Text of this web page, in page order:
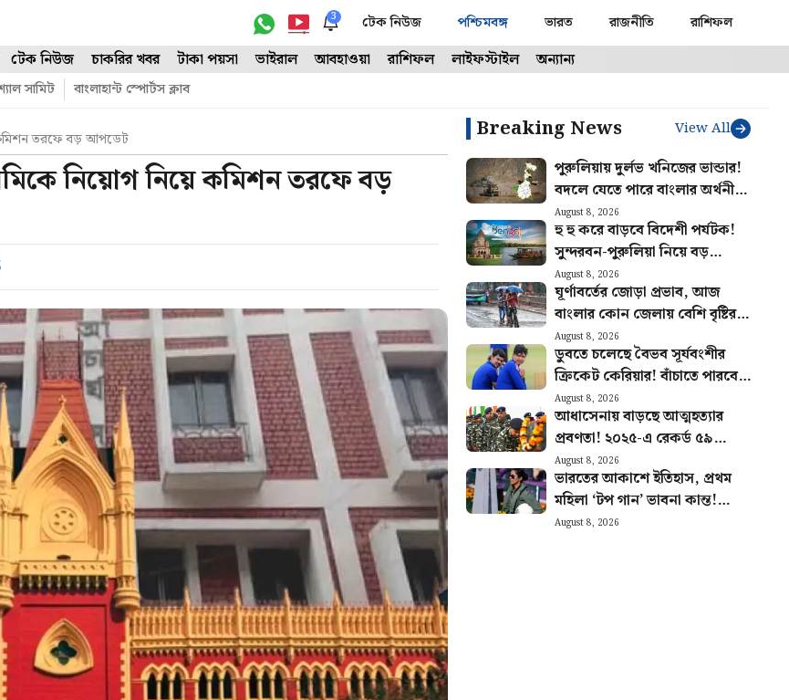
3 টেক নিউজ পশ্চিমবঙ্গ ভারত রাজনীতি রাশিফল
টেক নিউজ চাকরির খবর টাকা পয়সা ভাইরাল আবহাওয়া রাশিফল লাইফস্টাইল অন্যান্য
সামিট বাংলাহান্ট স্পোর্টস ক্লাব
কমিশন তরফে বড় আপডেট
নিয়োগ নিয়ে কমিশন তরফে বড়
Breaking News View All
পুরুলিয়ায় দুর্লভ খনিজের ভান্ডার!
বদলে যেতে পারে বাংলার অর্থনীতি,
মিলবে প্রচুর কর্মসংস্থান
August 8, 2026
হু হু করে বাড়বে বিদেশী পর্যটক!
সুন্দরবন-পুরুলিয়া নিয়ে বড়
পরিকল্পনা রাজ্য সরকারের
August 8, 2026
ঘূর্ণাবর্তের জোড়া প্রভাব, আজ
বাংলার কোন জেলায় বেশি বৃষ্টির
সম্ভাবনা? আজকের আবহাওয়ার
খবর
August 8, 2026
ডুবতে চলেছে বৈভব সূর্যবংশীর
ক্রিকেট কেরিয়ার! বাঁচাতে পারবেন
কি ঈশান কিষাণ?
August 8, 2026
আধাসেনায় বাড়ছে আত্মহত্যার
প্রবণতা! ২০২৫-এ রেকর্ড ৫৯
CRPF জওয়ানের মৃত্যু, প্রকাশ্যে
রিপোর্ট
August 8, 2026
ভারতের আকাশে ইতিহাস, প্রথম
মহিলা ‘টপ গান’ ভাবনা কান্ত!
যুদ্ধকৌশলে নতুন মাইলফলক
August 8, 2026